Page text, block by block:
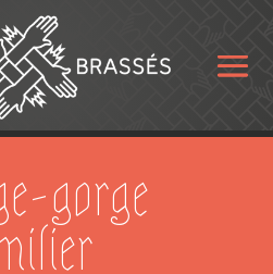
gorge